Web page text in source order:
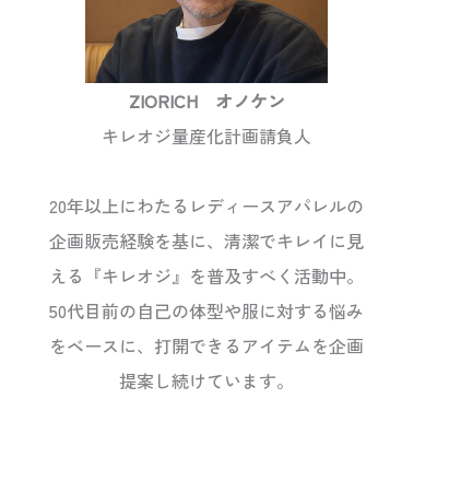
ZIORICH オノケン
キレオジ量産化計画請負人
20年以上にわたるレディースアパレルの
企画販売経験を基に、清潔でキレイに見
える『キレオジ』を普及すべく活動中。
50代目前の自己の体型や服に対する悩み
をベースに、打開できるアイテムを企画
提案し続けています。